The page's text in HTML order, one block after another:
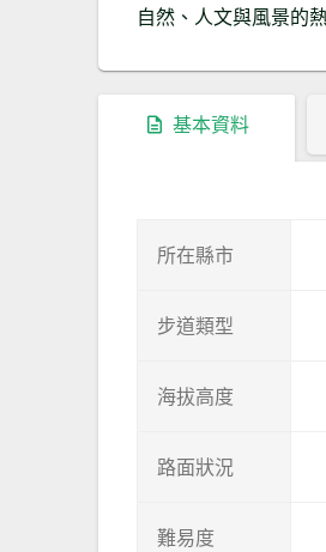
自然、人文與風景的
基本資料
所在縣市
步道類型
海拔高度
路面狀況
難易度